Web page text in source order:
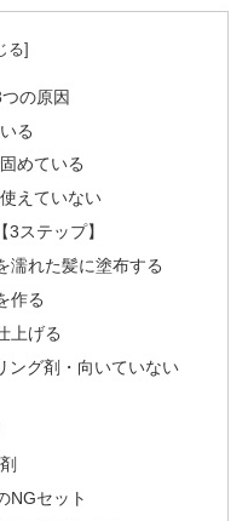
の原因
る
めている
えていない
ステップ】
濡れた髪に塗布する
作る
上げる
ング剤・向いていない
NGセット